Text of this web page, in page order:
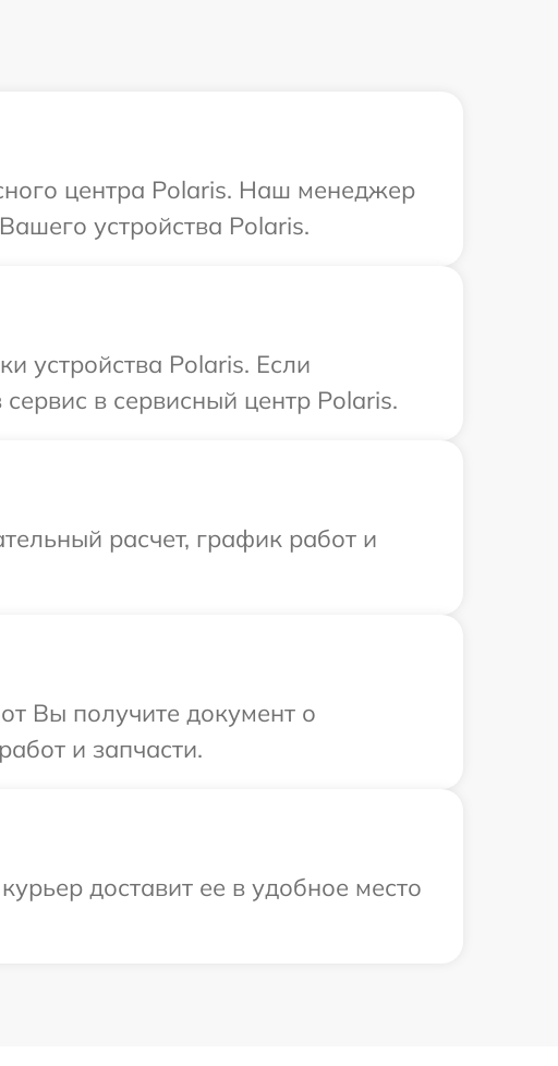
центра Polaris. Наш менеджер
устройства Polaris.
устройства Polaris. Если
в сервисный центр Polaris.
расчет, график работ и
Вы получите документ о
и запчасти.
доставит ее в удобное место